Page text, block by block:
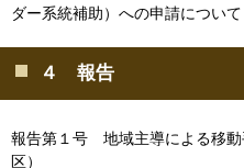
ダー系統補助）への申請につい
４ 報告
報告第１号 地域主導による移動
区）